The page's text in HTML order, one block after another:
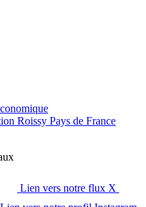
Roissy Pays de France
Lien vers notre flux X